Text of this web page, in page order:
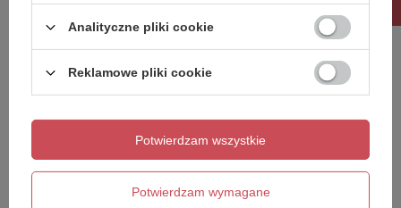
Zestaw 2 krzeseł VIBIA
czarne - polipropylen
425,00 zł
Zestaw 4 krzeseł VIBIA
czarne - polipropylen
823,00 zł
Analityczne pliki cookie
Reklamowe pliki cookie
Potwierdzam wymagane
Potwierdzam wszystkie